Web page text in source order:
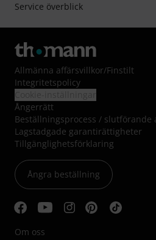
Service överblick
Allmänna affärsvillkor/Finstilt
Integritetspolicy
Ångerrätt
Beställningsprocess / slutförande
Lagstadgade garantirättigheter
Tillgänglighetsförklaring
Ångra beställning
Om oss